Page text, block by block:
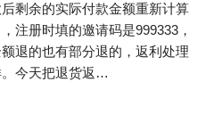
剩余的实际付款金额重新计算
注册时填的邀请码是999333，
退的也有部分退的，返利处理
今天把退货返…